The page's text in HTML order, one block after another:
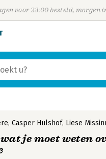
voor 23:00 besteld, morgen
, Casper Hulshof, Liese
je moet weten